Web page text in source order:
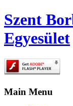
Szent
Egyesület
Main Menu